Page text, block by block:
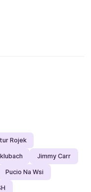
Rojek
Jimmy Carr
Pucio Na Wsi